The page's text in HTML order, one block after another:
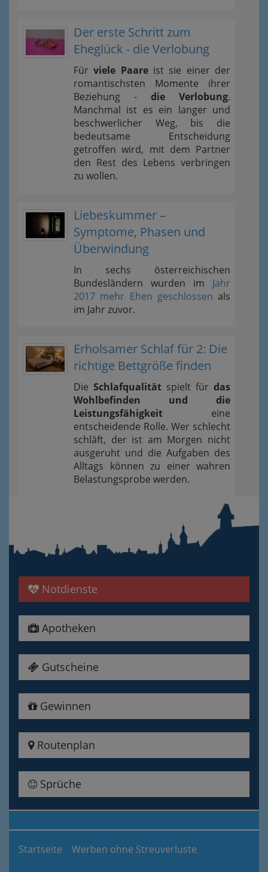
Der erste Schritt zum
Eheglück - die Verlobung
Fürviele Paareist sie einer der
romantischsten Momente ihrer
Beziehung - die Verlobung.
Manchmal ist es ein langer und
beschwerlicher Weg, bis die
bedeutsame Entscheidung
getroffen wird, mit dem Partner
den Rest des Lebens verbringen
zu wollen.
Liebeskummer –
Symptome, Phasen und
Überwindung
In sechs österreichischen
Bundesländern wurden im Jahr
2017 mehr Ehen geschlossen als
im Jahr zuvor.
Erholsamer Schlaf für 2: Die
richtige Bettgröße finden
Die Schlafqualität spielt für das
Wohlbefinden und die
Leistungsfähigkeit eine
entscheidende Rolle. Wer schlecht
schläft, der ist am Morgen nicht
ausgeruht und die Aufgaben des
Alltags können zu einer wahren
Belastungsprobe werden.
Notdienste
Apotheken
Gutscheine
Gewinnen
Routenplan
Sprüche
Startseite Werben ohne Streuverluste